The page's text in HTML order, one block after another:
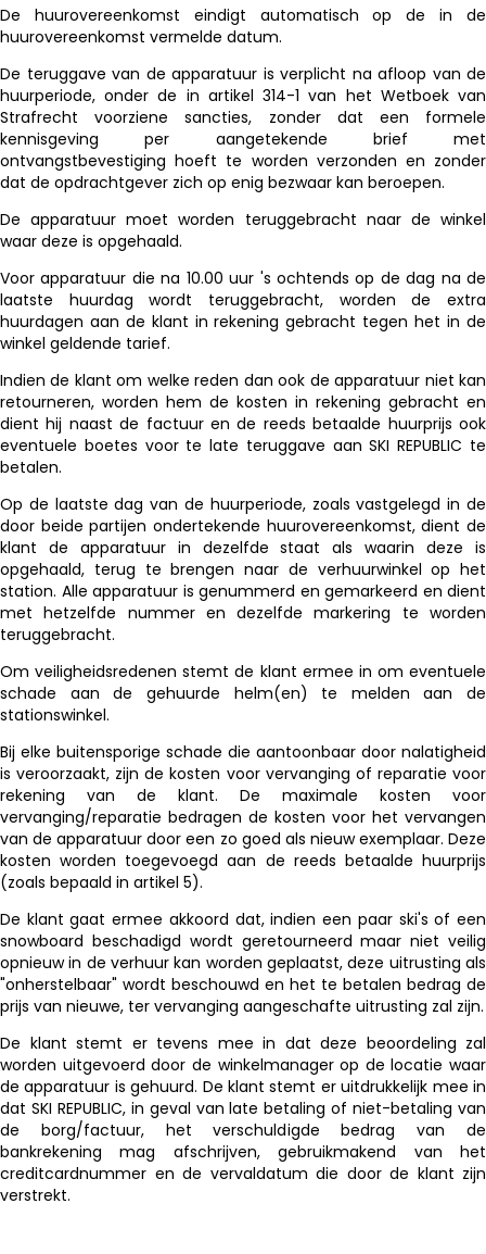
De huurovereenkomst eindigt automatisch op de in de
huurovereenkomst vermelde datum.
De teruggave van de apparatuur is verplicht na afloop van de
huurperiode, onder de in artikel 314-1 van het Wetboek van
Strafrecht voorziene sancties, zonder dat een formele
kennisgeving per aangetekende brief met
ontvangstbevestiging hoeft te worden verzonden en zonder
dat de opdrachtgever zich op enig bezwaar kan beroepen.
De apparatuur moet worden teruggebracht naar de winkel
waar deze is opgehaald.
Voor apparatuur die na 10.00 uur 's ochtends op de dag na de
laatste huurdag wordt teruggebracht, worden de extra
huurdagen aan de klant in rekening gebracht tegen het in de
winkel geldende tarief.
Indien de klant om welke reden dan ook de apparatuur niet kan
retourneren, worden hem de kosten in rekening gebracht en
dient hij naast de factuur en de reeds betaalde huurprijs ook
eventuele boetes voor te late teruggave aan SKI REPUBLIC te
betalen.
Op de laatste dag van de huurperiode, zoals vastgelegd in de
door beide partijen ondertekende huurovereenkomst, dient de
klant de apparatuur in dezelfde staat als waarin deze is
opgehaald, terug te brengen naar de verhuurwinkel op het
station. Alle apparatuur is genummerd en gemarkeerd en dient
met hetzelfde nummer en dezelfde markering te worden
teruggebracht.
Om veiligheidsredenen stemt de klant ermee in om eventuele
schade aan de gehuurde helm(en) te melden aan de
stationswinkel.
Bij elke buitensporige schade die aantoonbaar door nalatigheid
is veroorzaakt, zijn de kosten voor vervanging of reparatie voor
rekening van de klant. De maximale kosten voor
vervanging/reparatie bedragen de kosten voor het vervangen
van de apparatuur door een zo goed als nieuw exemplaar. Deze
kosten worden toegevoegd aan de reeds betaalde huurprijs
(zoals bepaald in artikel 5).
De klant gaat ermee akkoord dat, indien een paar ski's of een
snowboard beschadigd wordt geretourneerd maar niet veilig
opnieuw in de verhuur kan worden geplaatst, deze uitrusting als
"onherstelbaar" wordt beschouwd en het te betalen bedrag de
prijs van nieuwe, ter vervanging aangeschafte uitrusting zal zijn.
De klant stemt er tevens mee in dat deze beoordeling zal
worden uitgevoerd door de winkelmanager op de locatie waar
de apparatuur is gehuurd. De klant stemt er uitdrukkelijk mee in
dat SKI REPUBLIC, in geval van late betaling of niet-betaling van
de borg/factuur, het verschuldigde bedrag van de
bankrekening mag afschrijven, gebruikmakend van het
creditcardnummer en de vervaldatum die door de klant zijn
verstrekt.